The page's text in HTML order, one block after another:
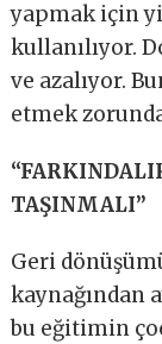
yapmak için
kullanılıyor.
ve azalıyor.
etmek
TAŞINMALI”
Geri
kaynağından
bu eğitimin